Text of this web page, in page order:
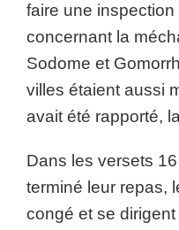
faire une
concernant la
Sodome et
villes étaient aussi
avait été rapporté,
Dans les versets
terminé leur repas,
congé et se